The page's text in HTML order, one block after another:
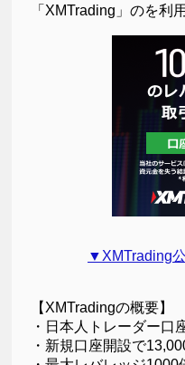
「XMTrading」のを利
▼XMTrading
【XMTradingの概要】
・日本人トレーダー口
・新規口座開設で